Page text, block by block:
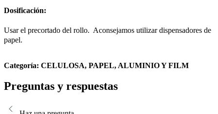
Dosificación:
Usar el precortado del rollo. Aconsejamos utilizardispensadores de
papel.
Categoría: CELULOSA, PAPEL, ALUMINIO Y FILM
Preguntas y respuestas